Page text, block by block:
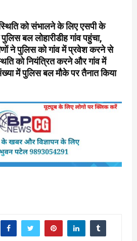
को संभालने के लिए एसपी के
बल लोहारीडीह गांव पहुंचा,
ने पुलिस को गांव में प्रवेश करने से
को नियंत्रित करने और गांव में
में पुलिस बल मौके पर तैनात किया